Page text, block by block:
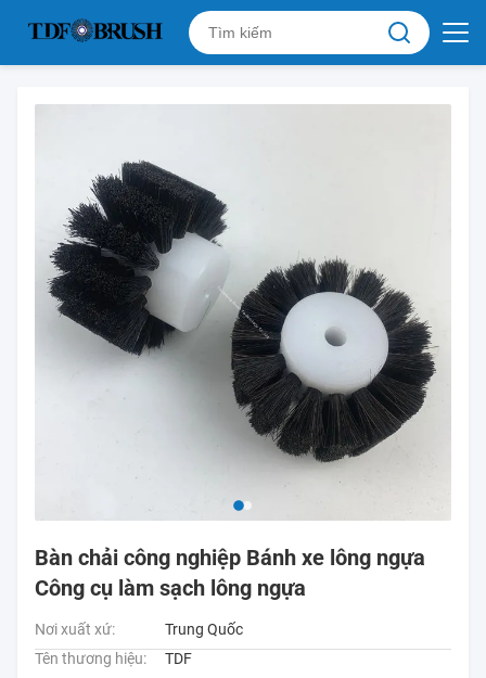
Bàn chải công nghiệp Bánh xe lông ngựa
Công cụ làm sạch lông ngựa
Nơi xuất xứ:
Trung Quốc
Tên thương hiệu:
TDF